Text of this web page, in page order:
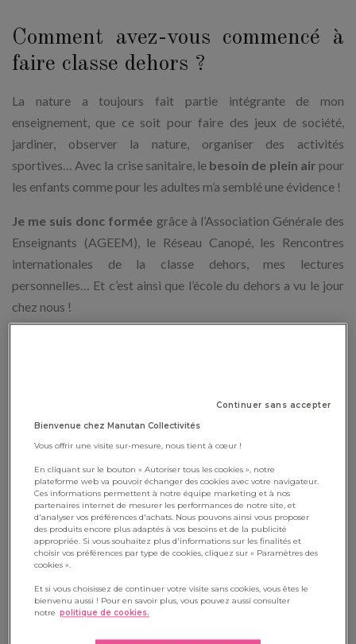
Comment avez-vous commencé à
faire classe dehors ?
La nature a toujours fait partie intégrante de mon
enseignement, que ce soit pour faire des jeux de société,
jardiner, observer la nature, organiser des activités
sportives… Avec la crise sanitaire, le besoin de plein air pour
les enfants comme pour les adultes m’a semblé une évidence !
Je me suis donc formée grâce à l’Association Générale des
Enseignants (AGEEM), le Réseau Canopé, les Rencontres
internationales de la classe dehors, mes lectures
personnelles… Et c’est ainsi que l’école du dehors a vu le jour
chez nous !
La pratique de la classe dehors requiert un lâcher-prise de la
part de l’enseignant. L’adulte s’efface pour laisser les enfants
découvrir, expérimenter, manipuler, s’émerveiller… Les élèves
gagnent enliberté de mouvement et d’expression
À mon sens,toutes les matières peuvent être abordées
en classe dehors. C'est à l'enseignant de savoir comment
découvertes, chercher avec mes élèves comment répondre à
leurs questionnements. Comme nous partons de leur besoin,
la motivation est forcément de la partie,les apprentissages
Continuer sans accepter
Bienvenue chez Manutan Collectivités
Vous offrir une visite sur-mesure, nous tient à cœur !
En cliquant sur le bouton « Autoriser tous les cookies », notre
plateforme web va pouvoir échanger des cookies avec votre navigateur.
Ces informations permettent à notre équipe marketing et à nos
partenaires internet de mesurer les performances de notre site, et
d'analyser vos préférences d'achats. Nous pouvons ainsi vous proposer
des produits encore plus adaptés à vos besoins et de la publicité
appropriée. Si vous souhaitez plus d'informations sur les finalités et
choisir vos préférences par type de cookies, cliquez sur « Paramètres des
cookies ».
Et si vous choisissez de continuer votre visite sans cookies, vous êtes le
bienvenu aussi ! Pour en savoir plus, vous pouvez aussi consulter
notre politique de cookies.